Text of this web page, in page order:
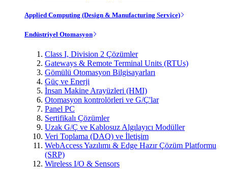
Applied Computing (Design & Manufacturing Service)
Endüstriyel Otomasyon
Class I, Division 2 Çözümler
Gateways & Remote Terminal Units (RTUs)
Gömülü Otomasyon Bilgisayarları
Güç ve Enerji
İnsan Makine Arayüzleri (HMI)
Otomasyon kontrolörleri ve G/Ç'lar
Panel PC
Sertifikalı Çözümler
Uzak G/Ç ve Kablosuz Algılayıcı Modüller
Veri Toplama (DAQ) ve İletişim
WebAccess Yazılımı & Edge Hazır Çözüm Platformu
(SRP)
Wireless I/O & Sensors